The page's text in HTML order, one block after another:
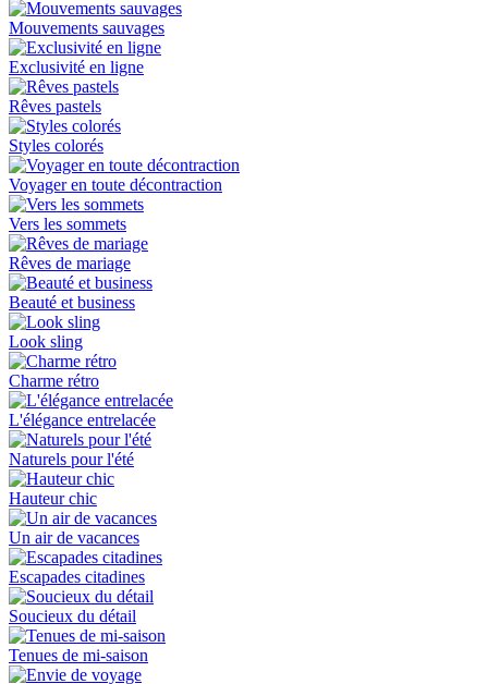
Mouvements sauvages
Exclusivité en ligne
Rêves pastels
Styles colorés
Voyager en toute décontraction
Vers les sommets
Rêves de mariage
Beauté et business
Look sling
Charme rétro
L'élégance entrelacée
Naturels pour l'été
Hauteur chic
Un air de vacances
Escapades citadines
Soucieux du détail
Tenues de mi-saison